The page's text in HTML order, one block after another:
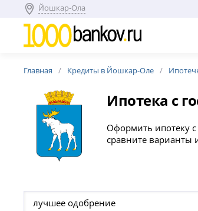
Йошкар-Ола
Главная Кредиты в Йошкар-Оле
Ипотека с
Оформить ипотеку
сравните варианты
лучшее одобрение